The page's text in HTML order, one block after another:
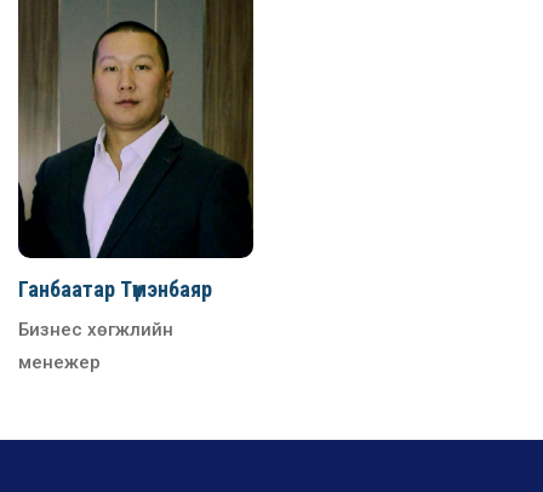
Ганбаатар Түмэнбаяр
Бизнес хөгжлийн
менежер